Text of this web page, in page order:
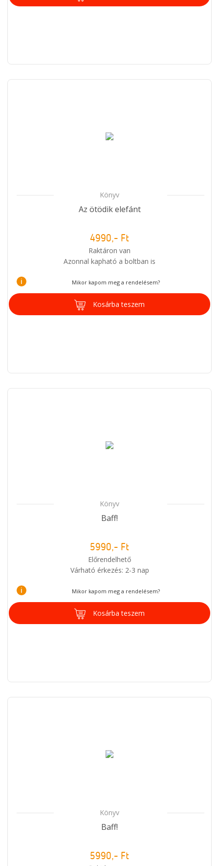
Könyv
Az ötödik elefánt
4990,- Ft
Raktáron van
Azonnal kapható a boltban is
i Mikor kapom meg a rendelésem?
Kosárba teszem
Könyv
Baff!
5990,- Ft
Előrendelhető
Várható érkezés: 2-3 nap
i Mikor kapom meg a rendelésem?
Kosárba teszem
Könyv
Baff!
5990,- Ft